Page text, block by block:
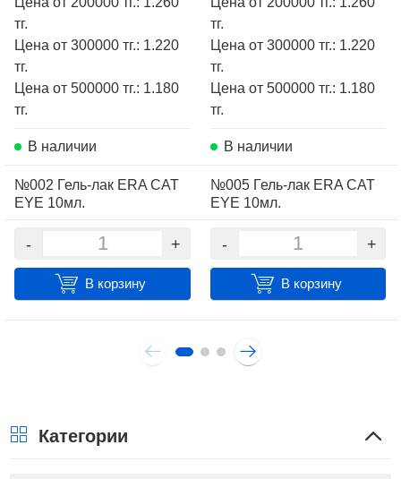
тг.
Цена от 300000 тг.: 1.220
тг.
Цена от 500000 тг.: 1.180
тг.
В наличии
№002 Гель-лак ERA CAT
EYE 10мл.
+
-
В корзину
тг.
Цена от 300000 тг.: 1.220
тг.
Цена от 500000 тг.: 1.180
тг.
В наличии
№005 Гель-лак ERA CAT
EYE 10мл.
+
-
В корзину
Категории